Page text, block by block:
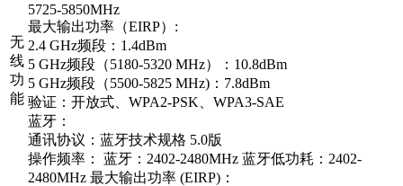
无
线
功
能
5725-5850MHz
最大输出功率（EIRP）:
2.4 GHz频段：1.4dBm
5 GHz频段（5180-5320 MHz）：10.8dBm
5 GHz频段（5500-5825 MHz)：7.8dBm
验证：开放式、WPA2-PSK、WPA3-SAE
蓝牙：
通讯协议：蓝牙技术规格 5.0版
操作频率： 蓝牙：2402-2480MHz 蓝牙低功耗：2402-
2480MHz 最大输出功率 (EIRP)：